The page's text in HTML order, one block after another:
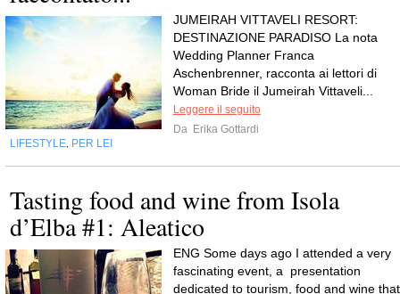
JUMEIRAH VITTAVELI RESORT:
DESTINAZIONE PARADISO La nota
Wedding Planner Franca
Aschenbrenner, racconta ai lettori di
Woman Bride il Jumeirah Vittaveli...
Leggere il seguito
Da Erika Gottardi
LIFESTYLE PER LEI
Tasting food and wine from Isola
d’Elba #1: Aleatico
ENG Some days ago I attended a very
fascinating event, a presentation
dedicated to tourism, food and wine that